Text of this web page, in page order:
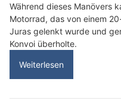
Während dieses Manövers
Motorrad, das von einem
Juras gelenkt wurde und
Konvoi überholte.
Weiterlesen